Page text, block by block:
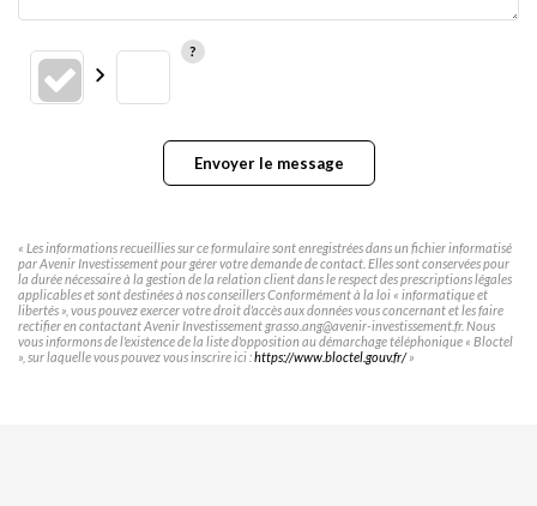
Envoyer le message
« Les informations recueillies sur ce formulaire sont enregistrées dans un fichier informatisé
par Avenir Investissement pour gérer votre demande de contact. Elles sont conservées pour
la durée nécessaire à la gestion de la relation client dans le respect des prescriptions légales
applicables et sont destinées à nos conseillers Conformément à la loi « informatique et
libertés », vous pouvez exercer votre droit d'accès aux données vous concernant et les faire
rectifier en contactant Avenir Investissement grasso.ang@avenir-investissement.fr. Nous
vous informons de l'existence de la liste d'opposition au démarchage téléphonique « Bloctel
», sur laquelle vous pouvez vous inscrire ici :https://www.bloctel.gouv.fr/»